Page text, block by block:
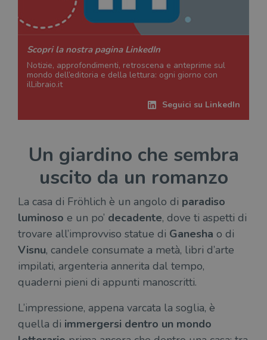
Scopri la nostra pagina LinkedIn
Notizie, approfondimenti, retroscena e anteprime sul
mondo dell’editoria e della lettura: ogni giorno con
ilLibraio.it
Seguici su LinkedIn
Un giardino che sembra
uscito da un romanzo
La casa di Fröhlich è un angolo di paradiso
luminoso e un po’ decadente, dove ti aspetti di
trovare all’improvviso statue di Ganesha o di
Visnu, candele consumate a metà, libri d’arte
impilati, argenteria annerita dal tempo,
quaderni pieni di appunti manoscritti.
L’impressione, appena varcata la soglia, è
quella di immergersi dentro un mondo